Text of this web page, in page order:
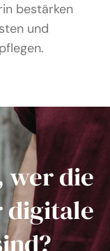
bestärken
und
wer die
digitale